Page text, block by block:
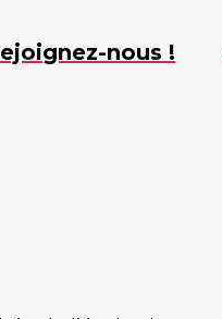
nous !